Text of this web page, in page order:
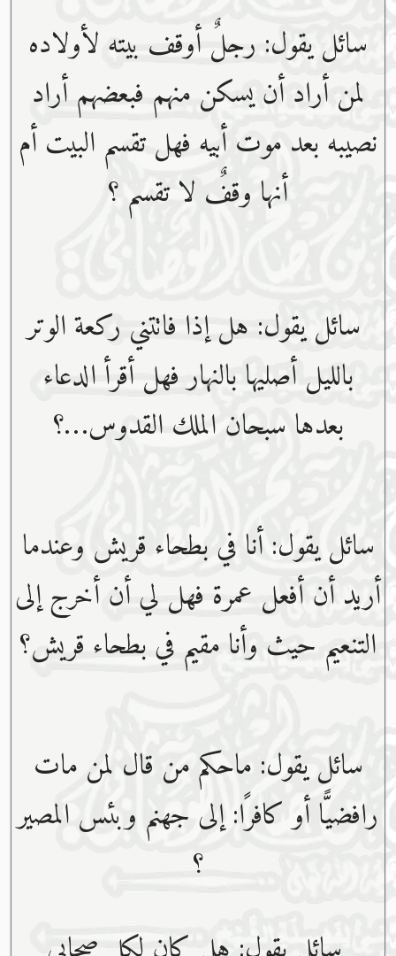
سائل يقول: رجلٌ أوقف بيته لأولاده
لمن أراد أن يسكن منهم فبعضهم أراد
نصيبه بعد موت أبيه فهل تقسم البيت أم
أنها وقفٌ لا تقسم ؟
سائل يقول: هل إذا فاتتني ركعة الوتر
بالليل أصليها بالنهار فهل أقرأ الدعاء
بعدها سبحان الملك القدوس…؟
سائل يقول: أنا في بطحاء قريش وعندما
أريد أن أفعل عمرة فهل لي أن أخرج إلى
التنعيم حيث وأنا مقيم في بطحاء قريش؟
سائل يقول: ماحكم من قال لمن مات
رافضيًّا أو كافرًا: إلى جهنم وبئس المصير
؟